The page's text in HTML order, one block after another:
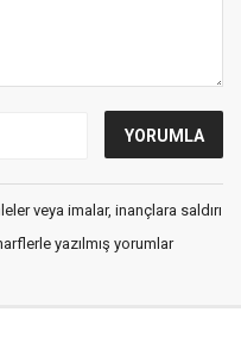
veya imalar, inançlara saldırı
yazılmış yorumlar